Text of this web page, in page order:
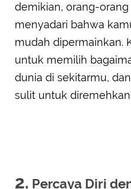
demikian, orang-
menyadari bahwa
mudah dipermainkan.
untuk memilih
dunia di sekitarmu,
sulit untuk
2. Percaya Diri